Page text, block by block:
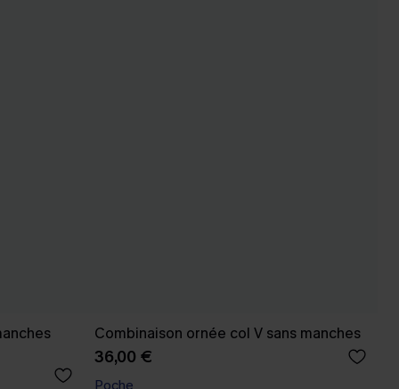
Combinaison ornée col V sans manches
36,00 €
Poche